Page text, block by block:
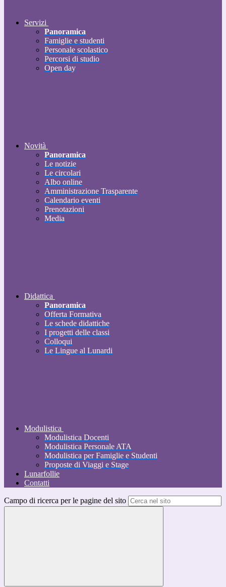
Servizi
Panoramica
Famiglie e studenti
Personale scolastico
Percorsi di studio
Open day
Novità
Panoramica
Le notizie
Le circolari
Albo online
Amministrazione Trasparente
Calendario eventi
Prenotazioni
Media
Didattica
Panoramica
Offerta Formativa
Le schede didattiche
I progetti delle classi
Colloqui
Le Lingue al Lunardi
Modulistica
Modulistica Docenti
Modulistica Personale ATA
Modulistica per Famiglie e Studenti
Proposte di Viaggi e Stage
Lunarfollie
Contatti
Campo di ricerca per le pagine del sito